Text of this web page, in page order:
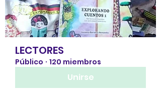
LECTORES
Público · 120 miembros
Unirse